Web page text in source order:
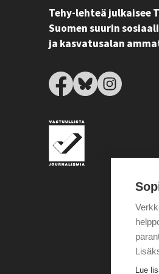
Tehy-lehteä julkaisee
Suomen suurin
ja kasvatusalan
Lue